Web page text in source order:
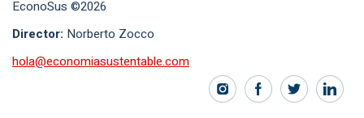
EconoSus ©2026
Director: Norberto Zocco
hola@economiasustentable.com